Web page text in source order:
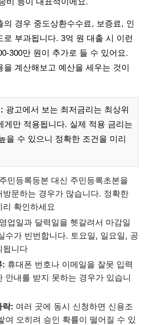
의 경우 중도상환수수료, 보증료, 인
로 부과됩니다. 3억 원 대출 시 이런
300만 원이 추가로 들 수 있어요.
을 계산해보고 예산을 세우는 것이
광고에서 보는 최저금리는 최상위
게만 적용됩니다. 실제 적용 금리는
을 수 있으니 정확한 조건을 미리
주민등록등본 대신 주민등록초본을
방문하는 경우가 많습니다. 정확한
리 확인하세요
영업일과 달력일을 헷갈려서 마감일
수가 빈번합니다. 토요일, 일요일, 공
됩니다
: 휴대폰 번호나 이메일을 잘못 입력
안내를 받지 못하는 경우가 있습니
락: 여러 곳에 동시 신청하면 신용조
여 오히려 승인 확률이 떨어질 수 있